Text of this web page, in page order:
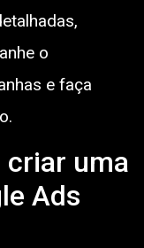
o
e faça
criar uma
Ads